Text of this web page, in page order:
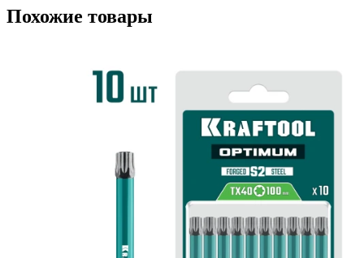
Похожие товары